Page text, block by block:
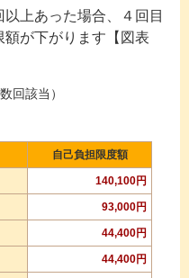
以上あった場合、４回目
が下がります【図表
回該当）
自己負担限度額
140,100円
93,000円
44,400円
44,400円